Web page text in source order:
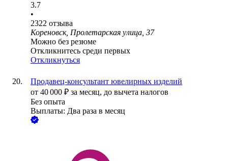
3.7
•
2322 отзыва
Кореновск, Пролетарская улица, 37
Можно без резюме
Откликнитесь среди первых
Откликнуться
Продавец-консультант ювелирных изделий
от 40 000 ₽ за месяц, до вычета налогов
Без опыта
Выплаты: Два раза в месяц